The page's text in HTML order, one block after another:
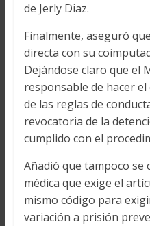
de Jerly Diaz.
Finalmente, aseguró
directa con su
Dejándose claro que el
responsable de hacer
de las reglas de
revocatoria de la
cumplido con el
Añadió que tampoco se
médica que exige el
mismo código para
variación a prisión